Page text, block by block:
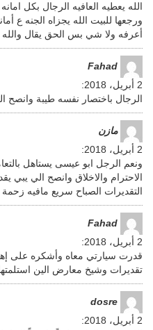
الله يعطيه العافيه الرجال بكل
ورجعها للبيت الله يجزاه الجنه ع
أعرفه ولا شي بس الحق يقال والله
Fahad
2 أبريل، 2018
:
الرجال باختصار نفسه طيبة وانصح
مازن
2 أبريل، 2018
:
ونعم الرجل ابو عيسى يستاهل
الاحترام والاخلاق وانصح الي يبي
التقديرات الصباح سريع مافيه زحمة
Fahad
2 أبريل، 2018
:
قدرت سيارتي معاه وأشكره على
تقديرات وشيخ معارض الين
dosre
2 أبريل، 2018
: